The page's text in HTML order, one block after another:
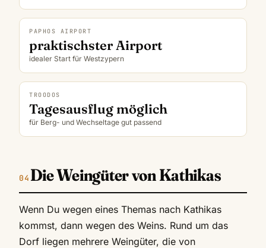
PAPHOS AIRPORT
praktischster Airport
idealer Start für Westzypern
TROODOS
Tagesausflug möglich
für Berg- und Wechseltage gut passend
Die Weingüter von Kathikas
Wenn Du wegen eines Themas nach Kathikas
kommst, dann wegen des Weins. Rund um das
Dorf liegen mehrere Weingüter, die von